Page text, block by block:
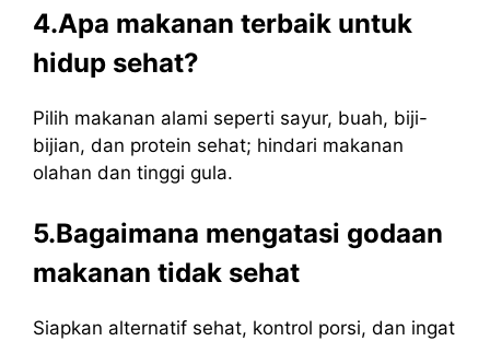
4.Apa makanan terbaik untuk
hidup sehat?
Pilih makanan alami seperti sayur, buah, biji-
bijian, dan protein sehat; hindari makanan
olahan dan tinggi gula.
5.Bagaimana mengatasi godaan
makanan tidak sehat
Siapkan alternatif sehat, kontrol porsi, dan ingat